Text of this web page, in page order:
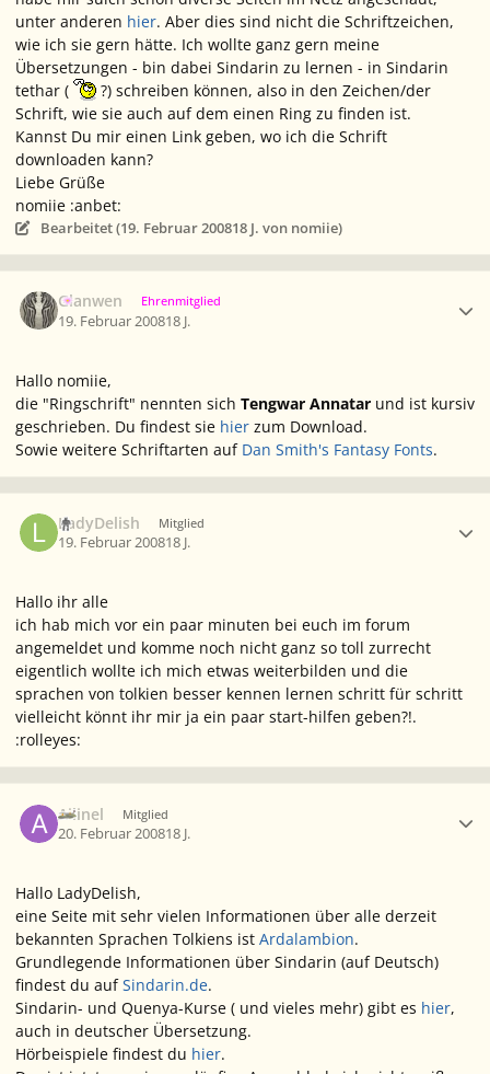
unter anderen hier. Aber dies sind nicht die Schriftzeichen,
wie ich sie gern hätte. Ich wollte ganz gern meine
Übersetzungen - bin dabei Sindarin zu lernen - in Sindarin
tethar (
?) schreiben können, also in den Zeichen/der
Schrift, wie sie auch auf dem einen Ring zu finden ist.
Kannst Du mir einen Link geben, wo ich die Schrift
downloaden kann?
Liebe Grüße
nomiie :anbet:
Bearbeitet (19. Februar 200818 J. von nomiie)
Glanwen Ehrenmitglied
19. Februar 200818 J.
Hallo nomiie,
die "Ringschrift" nennten sich Tengwar Annatar und ist kursiv
geschrieben. Du findest sie hier zum Download.
Sowie weitere Schriftarten auf Dan Smith's Fantasy Fonts.
LadyDelish Mitglied
19. Februar 200818 J.
Hallo ihr alle
ich hab mich vor ein paar minuten bei euch im forum
angemeldet und komme noch nicht ganz so toll zurrecht
eigentlich wollte ich mich etwas weiterbilden und die
sprachen von tolkien besser kennen lernen schritt für schritt
vielleicht könnt ihr mir ja ein paar start-hilfen geben?!.
:rolleyes:
Ailinel Mitglied
20. Februar 200818 J.
Hallo LadyDelish,
eine Seite mit sehr vielen Informationen über alle derzeit
bekannten Sprachen Tolkiens ist Ardalambion.
Grundlegende Informationen über Sindarin (auf Deutsch)
findest du aufSindarin.de.
Sindarin- und Quenya-Kurse ( und vieles mehr) gibt es hier,
auch in deutscher Übersetzung.
Hörbeispiele findest du hier.